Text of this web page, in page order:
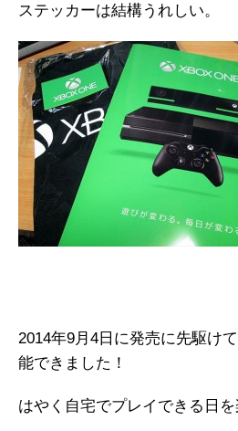
ステッカーは結構うれしい。
2014年9月4日に発売に先駆け
能できました！
はやく自宅でプレイできる日を